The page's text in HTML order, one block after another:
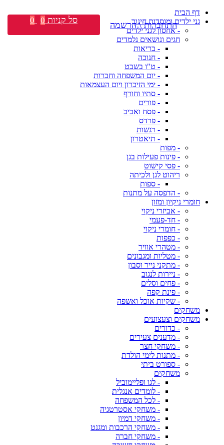
דף הבית
גני ילדים ומוסדות חינוך
- אחסון לגני ילדים
חגים ונושאים נלמדים
- בריאות
- חנוכה
- ט"ו בשבט
- יום המשפחה וחברות
- ימי הזיכרון ויום העצמאות
- סתיו וחורף
- פורים
- פסח ואביב
- פרדס
- רגשות
- תיאטרון
- מפות
- פינות פעילות בגן
- פסי קישוט
ריהוט לגן ולכיתה
- ספות
- הדפסה על מתנות
חומרי ניקיון ומזון
- אביזרי ניקוי
- חד-פעמי
- חומרי ניקוי
- כפפות
- מטהרי אוויר
- מטליות ומגבונים
- מתקני נייר וסבון
- ניירות לנגוב
- פחים וסלים
- פינת קפה
- שקיות אוכל ואשפה
משחקים
משחקים וצעצועים
- כדורים
- מדענים צעירים
- משחקי חצר
- מתנות לימי הולדת
- ספורט ביתי
משחקים
- לגו ופליימוביל
- לומדים אנגלית
- לכל המשפחה
- משחקי אסטרטגיה
- משחקי דמיון
- משחקי הרכבות ומגנט
- משחקי חברה
התחברות \ הרשמה סל קניות 0
0